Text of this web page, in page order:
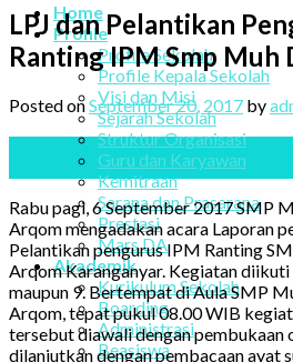
Home
Profile
Profile Sekolah
Profile Kepala Sekolah
Visi dan Misi
Sejarah Sekolah
Struktur Organisasi
Guru dan Karyawan
Kemitraan
Sarana dan Prasarana
Prestasi
Mars DA
Akademik
Kurikulum Sekolah
Boarding
Administrasi
Beasiswa
LPJ dan Pelantikan
Ranting IPM Smp Muh
Posted onSeptember 20, 2017 by
Rabu pagi, 6 September 2017 SMP
Arqom mengadakan acara Laporan
Pelantikan pengurus IPM Ranting
Arqom Karanganyar. Kegiatan
maupun 9. Bertempat di Aula SMP
Arqom, tepat pukul 08.00 WIB
tersebut diawali dengan pembukaan
dilanjutkan dengan pembacaan ayat